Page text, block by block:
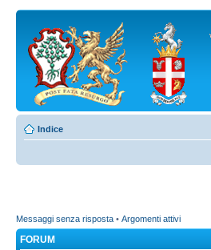
Indice
Messaggi senza risposta • Argomenti attivi
FORUM